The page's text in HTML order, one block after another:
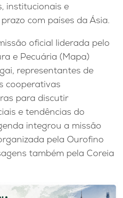
institucionais e
com países da Ásia.
oficial liderada pelo
e Pecuária (Mapa)
representantes de
cooperativas
para discutir
e tendências do
integrou a missão
pela Ourofino
também pela Coreia